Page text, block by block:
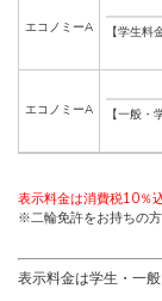
エコノミーA 【学生
エコノミーA 【一般
表示料金は消費税10％
※二輪免許をお持ちの方
表示料金は学生・一般